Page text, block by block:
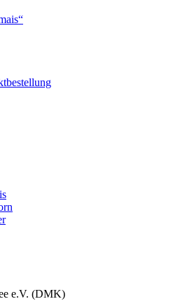
e.V. (DMK)